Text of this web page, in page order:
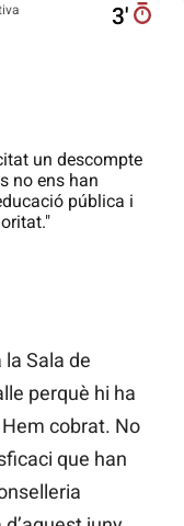
3′
un descompte
no ens han
pública i
Sala de
perquè hi ha
cobrat. No
que han